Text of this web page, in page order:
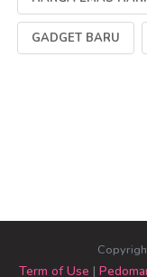
GADGET BARU
Term of Use |